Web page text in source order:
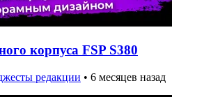
корпуса FSP S380
редакции • 6 месяцев назад